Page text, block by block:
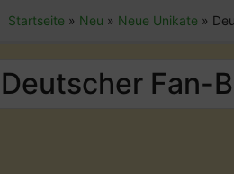
Startseite » Neu » Neue Unikate »
Deutscher Fan-